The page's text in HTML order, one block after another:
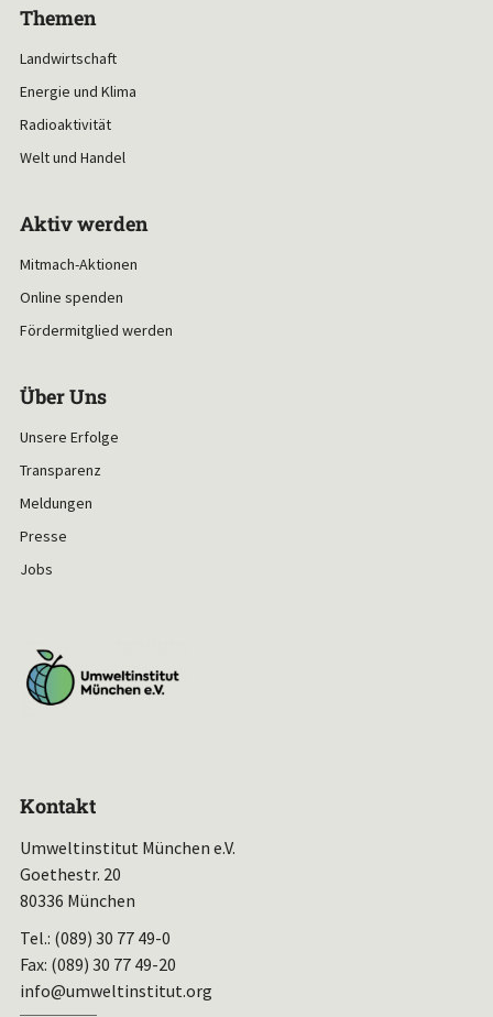
Themen
Landwirtschaft
Energie und Klima
Radioaktivität
Welt und Handel
Aktiv werden
Mitmach-Aktionen
Online spenden
Fördermitglied werden
Über Uns
Unsere Erfolge
Transparenz
Meldungen
Presse
Jobs
Kontakt
Umweltinstitut München e.V.
Goethestr. 20
80336 München
Tel.: (089) 30 77 49-0
Fax: (089) 30 77 49-20
info@umweltinstitut.org